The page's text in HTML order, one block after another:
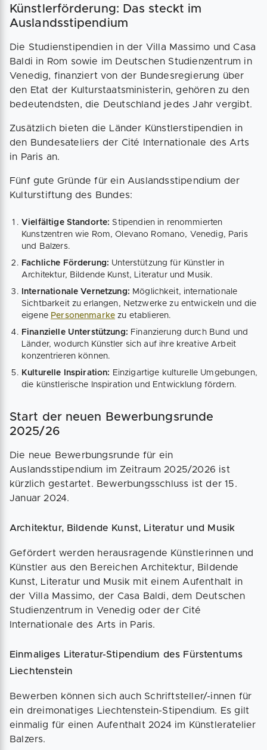
Künstlerförderung: Das steckt im
Auslandsstipendium
Die Studienstipendien in der Villa Massimo und Casa
Baldi in Rom sowie im Deutschen Studienzentrum in
Venedig, finanziert von der Bundesregierung über
den Etat der Kulturstaatsministerin, gehören zu den
bedeutendsten, die Deutschland jedes Jahr vergibt.
Zusätzlich bieten die Länder Künstlerstipendien in
den Bundesateliers der Cité Internationale des Arts
in Paris an.
Fünf gute Gründe für ein Auslandsstipendium der
Kulturstiftung des Bundes:
Vielfältige Standorte: Stipendien in renommierten
Kunstzentren wie Rom, Olevano Romano, Venedig, Paris
und Balzers.
Fachliche Förderung: Unterstützung für Künstler in
Architektur, Bildende Kunst, Literatur und Musik.
Internationale Vernetzung: Möglichkeit, internationale
Sichtbarkeit zu erlangen, Netzwerke zu entwickeln und die
eigene Personenmarke zu etablieren.
Finanzielle Unterstützung: Finanzierung durch Bund und
Länder, wodurch Künstler sich auf ihre kreative Arbeit
konzentrieren können.
Kulturelle Inspiration: Einzigartige kulturelle Umgebungen,
die künstlerische Inspiration und Entwicklung fördern.
Start der neuen Bewerbungsrunde
2025/26
Die neue Bewerbungsrunde für ein
Auslandsstipendium im Zeitraum 2025/2026 ist
kürzlich gestartet. Bewerbungsschluss ist der 15.
Januar 2024.
Architektur, Bildende Kunst, Literatur und Musik
Gefördert werden herausragende Künstlerinnen und
Künstler aus den Bereichen Architektur, Bildende
Kunst, Literatur und Musik mit einem Aufenthalt in
der Villa Massimo, der Casa Baldi, dem Deutschen
Studienzentrum in Venedig oder der Cité
Internationale des Arts in Paris.
Einmaliges Literatur-Stipendium des Fürstentums
Liechtenstein
Bewerben können sich auch Schriftsteller/-innen für
ein dreimonatiges Liechtenstein-Stipendium. Es gilt
einmalig für einen Aufenthalt 2024 im Künstleratelier
Balzers.